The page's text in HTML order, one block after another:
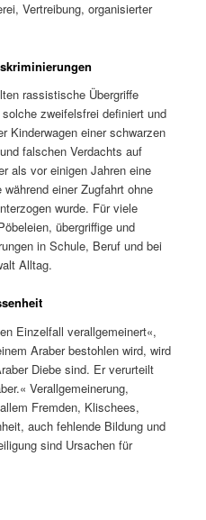
Vertreibung, organisierter
rassistische Übergriffe
zweifelsfrei definiert und
Kinderwagen einer schwarzen
falschen Verdachts auf
als vor einigen Jahren eine
einer Zugfahrt ohne
wurde. Für viele
übergriffige und
in Schule, Beruf und bei
Alltag.
Einzelfall verallgemeinert«,
Araber bestohlen wird, wird
Diebe sind. Er verurteilt
Verallgemeinerung,
Fremden, Klischees,
auch fehlende Bildung und
sind Ursachen für